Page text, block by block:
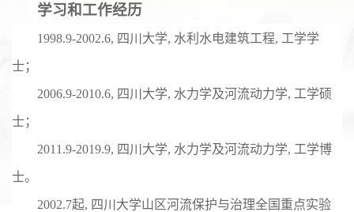
学习和工作经历
1998.9-2002.6, 四川大学, 水利水电建筑工程, 工学学
士；
2006.9-2010.6, 四川大学, 水力学及河流动力学, 工学硕
士；
2011.9-2019.9, 四川大学, 水力学及河流动力学, 工学博
士。
2002.7起, 四川大学山区河流保护与治理全国重点实验